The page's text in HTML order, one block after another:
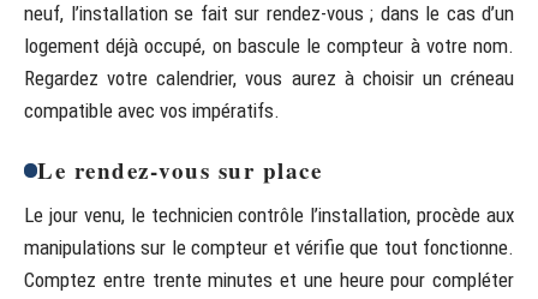
neuf, l’installation se fait sur rendez-vous ; dans le cas d’un
logement déjà occupé, on bascule le compteur à votre nom.
Regardez votre calendrier, vous aurez à choisir un créneau
compatible avec vos impératifs.
Le rendez-vous sur place
Le jour venu, le technicien contrôle l’installation, procède aux
manipulations sur le compteur et vérifie que tout fonctionne.
Comptez entre trente minutes et une heure pour compléter